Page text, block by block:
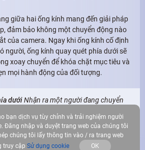
giữa hai ống kính mang đến giải pháp
đảm bảo không một chuyển động nào
của camera. Ngay khi ống kính cố định
người, ống kính quay quét phía dưới sẽ
xoay chuyển để khóa chặt mục tiêu và
mọi hành động của đối tượng.
dướiNhận ra một người đang chuyển
bạn dịch vụ tùy chỉnh và trải nghiệm người
Đăng nhập và duyệt trang web của chúng tôi
chúng tôi lấy thông tin vào / ra trang web
truy cập Sử dụng cookie OK